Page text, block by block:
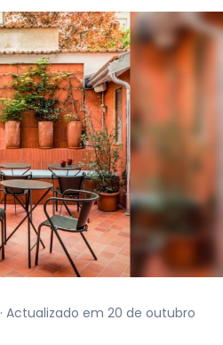
· Actualizado em 20 de outubro